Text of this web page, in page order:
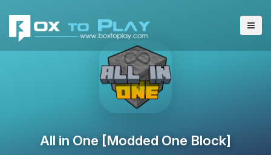
All in One [Modded One Block]